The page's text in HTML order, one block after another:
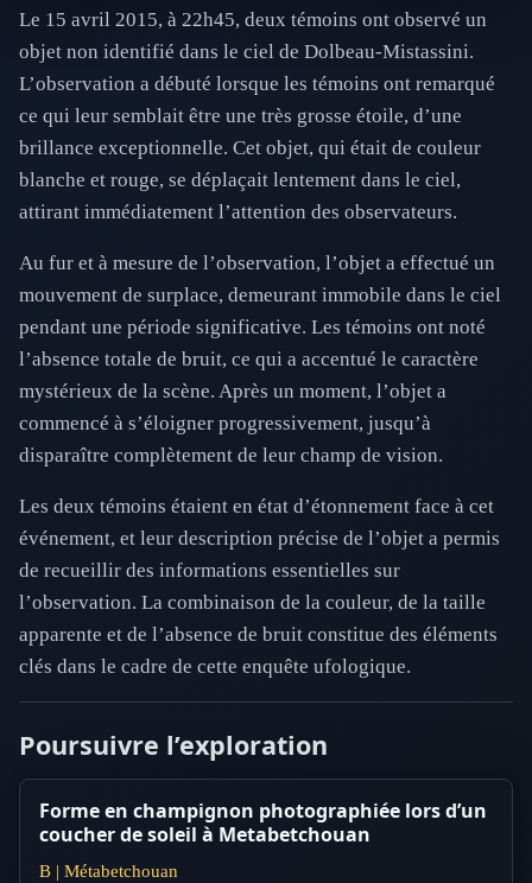
Le 15 avril 2015, à 22h45, deux témoins ont observé un
objet non identifié dans le ciel de Dolbeau-Mistassini.
L’observation a débuté lorsque les témoins ont remarqué
ce qui leur semblait être une très grosse étoile, d’une
brillance exceptionnelle. Cet objet, qui était de couleur
blanche et rouge, se déplaçait lentement dans le ciel,
attirant immédiatement l’attention des observateurs.
Au fur et à mesure de l’observation, l’objet a effectué un
mouvement de surplace, demeurant immobile dans le ciel
pendant une période significative. Les témoins ont noté
l’absence totale de bruit, ce qui a accentué le caractère
mystérieux de la scène. Après un moment, l’objet a
commencé à s’éloigner progressivement, jusqu’à
disparaître complètement de leur champ de vision.
Les deux témoins étaient en état d’étonnement face à cet
événement, et leur description précise de l’objet a permis
de recueillir des informations essentielles sur
l’observation. La combinaison de la couleur, de la taille
apparente et de l’absence de bruit constitue des éléments
clés dans le cadre de cette enquête ufologique.
Poursuivre l’exploration
Forme en champignon photographiée lors d’un
coucher de soleil à Metabetchouan
B | Métabetchouan